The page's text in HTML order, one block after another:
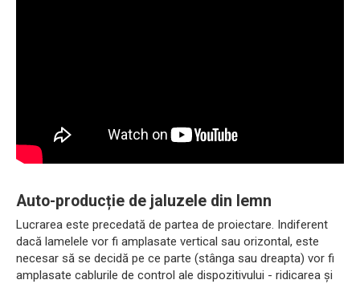
Auto-producție de jaluzele din lemn
Lucrarea este precedată de partea de proiectare. Indiferent
dacă lamelele vor fi amplasate vertical sau orizontal, este
necesar să se decidă pe ce parte (stânga sau dreapta) vor fi
amplasate cablurile de control ale dispozitivului - ridicarea și